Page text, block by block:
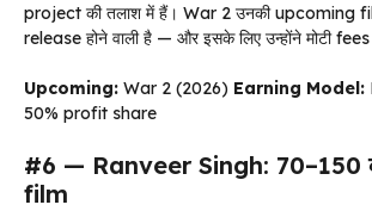
project की तलाश में हैं। War 2 उनकी upcoming
release होने वाली है — और इसके लिए उन्होंने मोटी fees
Upcoming: War 2 (2026) Earning Model:
50% profit share
#6 — Ranveer Singh: ₹70–150
film